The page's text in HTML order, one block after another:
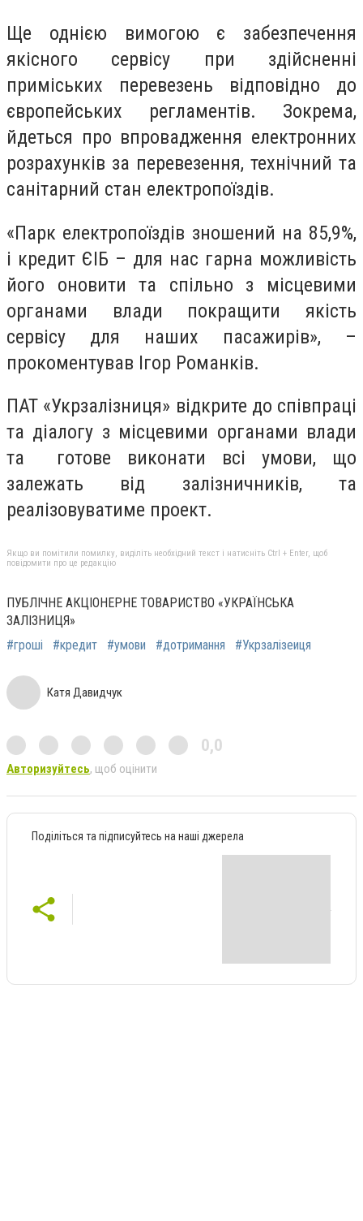
Ще однією вимогою є забезпечення
якісного сервісу при здійсненні
приміських перевезень відповідно до
європейських регламентів. Зокрема,
йдеться про впровадження електронних
розрахунків за перевезення, технічний та
санітарний стан електропоїздів.
«Парк електропоїздів зношений на 85,9%,
і кредит ЄІБ – для нас гарна можливість
його оновити та спільно з місцевими
органами влади покращити якість
сервісу для наших пасажирів», –
прокоментував Ігор Романків.
ПАТ «Укрзалізниця» відкрите до співпраці
та діалогу з місцевими органами влади
та готове виконати всі умови, що
залежать від залізничників, та
реалізовуватиме проект.
Якщо ви помітили помилку, виділіть необхідний текст і натисніть Ctrl + Enter, щоб
повідомити про це редакцію
ПУБЛІЧНЕ АКЦІОНЕРНЕ ТОВАРИСТВО «УКРАЇНСЬКА
ЗАЛІЗНИЦЯ»
#гроші
#кредит #умови #дотримання #Укрзалізеиця
Катя Давидчук
0,0
Авторизуйтесь, щоб оцінити
Поділіться та підписуйтесь на наші джерела